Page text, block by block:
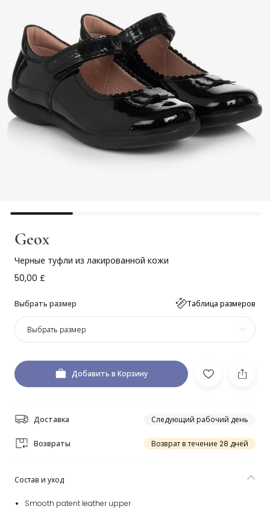
Geox
Черные туфли из лакированной кожи
50,00 £
Выбрать размер Таблица размеров
Выбрать размер
Добавить в Корзину
Доставка Следующий рабочий день
Возвраты Возврат в течение 28 дней
Состав и уход
Smooth patent leather upper